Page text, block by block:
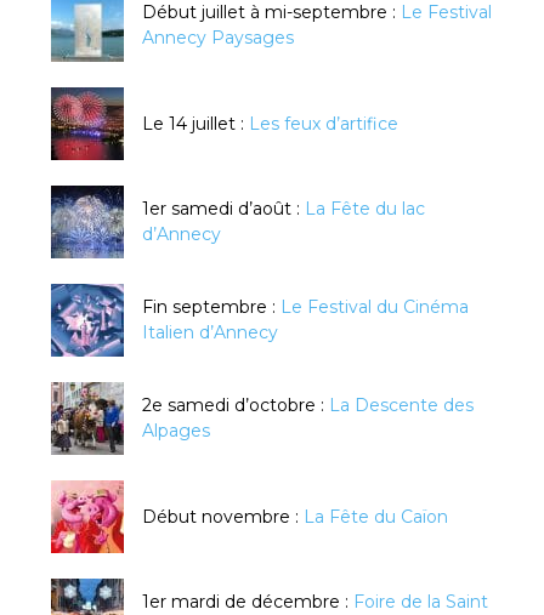
Début juillet à mi-septembre : Le Festival
Annecy Paysages
Le 14 juillet : Les feux d’artifice
1er samedi d’août : La Fête du lac
d’Annecy
Fin septembre : Le Festival du Cinéma
Italien d’Annecy
2e samedi d’octobre : La Descente des
Alpages
Début novembre : La Fête du Caïon
1er mardi de décembre : Foire de la Saint